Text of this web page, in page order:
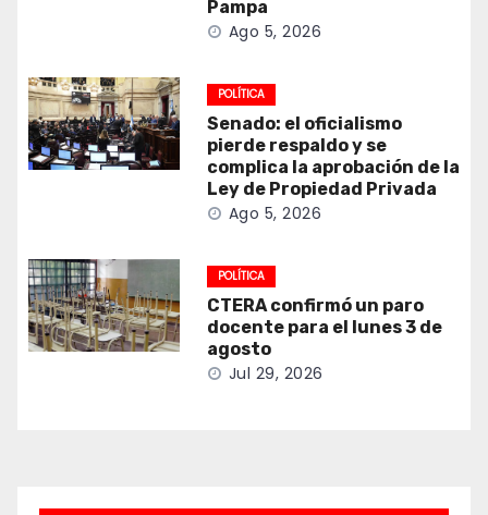
Pampa
Ago 5, 2026
POLÍTICA
Senado: el oficialismo
pierde respaldo y se
complica la aprobación de la
Ley de Propiedad Privada
Ago 5, 2026
POLÍTICA
CTERA confirmó un paro
docente para el lunes 3 de
agosto
Jul 29, 2026